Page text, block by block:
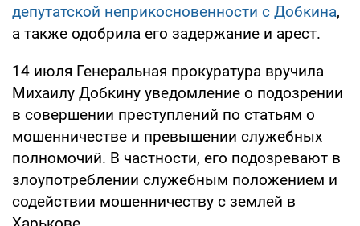
депутатской неприкосновенности с Добкина,
а также одобрила его задержание и арест.
14 июля Генеральная прокуратура вручила
Михаилу Добкину уведомление о подозрении
в совершении преступлений по статьям о
мошенничестве и превышении служебных
полномочий. В частности, его подозревают в
злоупотреблении служебным положением и
содействии мошенничеству с землей в